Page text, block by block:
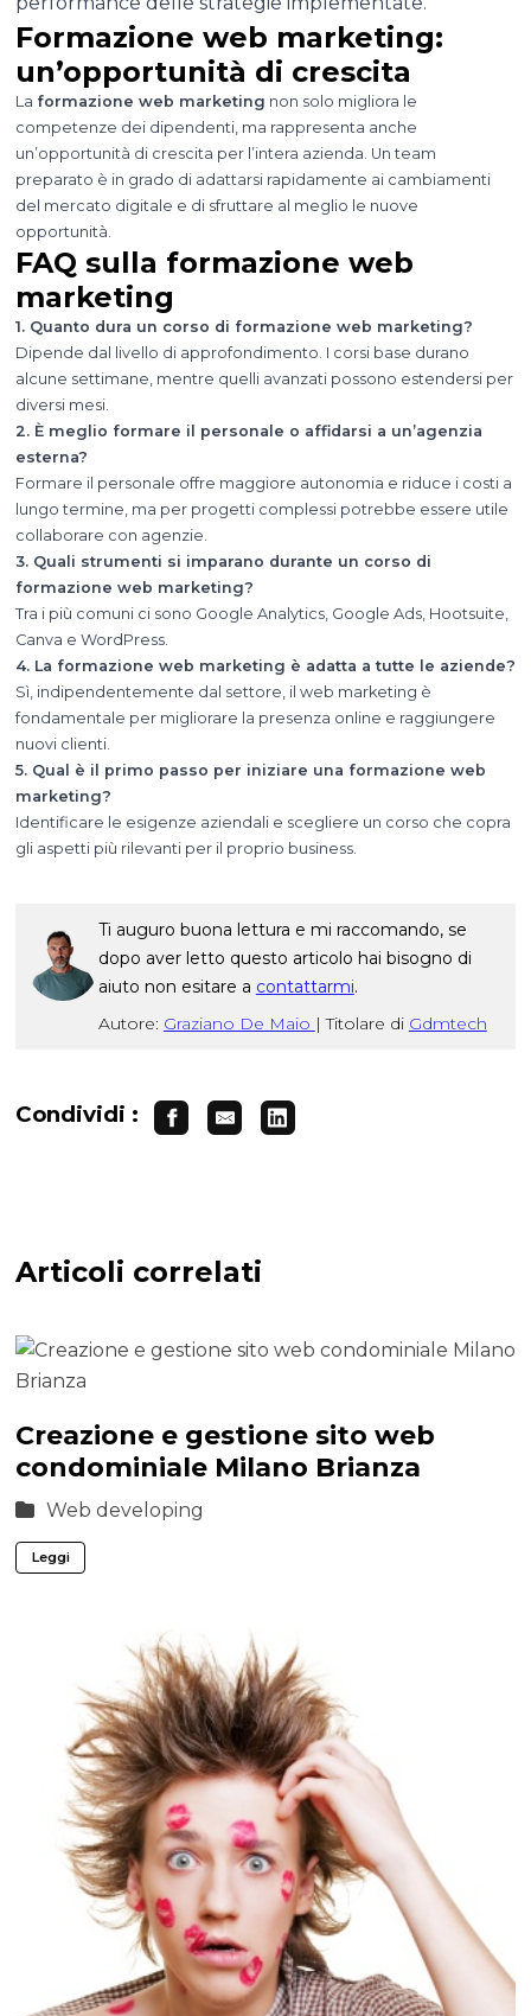
Formazione web marketing:
un’opportunità di crescita
La formazione web marketing non solo migliora le
competenze dei dipendenti, ma rappresenta anche
un’opportunità di crescita per l’intera azienda. Un team
preparato è in grado di adattarsi rapidamente ai cambiamenti
del mercato digitale e di sfruttare al meglio le nuove
opportunità.
FAQ sulla formazione web
marketing
1. Quanto dura un corso di formazione web marketing?
Dipende dal livello di approfondimento. I corsi base durano
alcune settimane, mentre quelli avanzati possono estendersi per
diversi mesi.
2. È meglio formare il personale o affidarsi a un’agenzia
esterna?
Formare il personale offre maggiore autonomia e riduce i costi a
lungo termine, ma per progetti complessi potrebbe essere utile
collaborare con agenzie.
3. Quali strumenti si imparano durante un corso di
formazione web marketing?
Tra i più comuni ci sono Google Analytics, Google Ads, Hootsuite,
Canva e WordPress.
4. La formazione web marketing è adatta a tutte le aziende?
Sì, indipendentemente dal settore, il web marketing è
fondamentale per migliorare la presenza online e raggiungere
nuovi clienti.
5. Qual è il primo passo per iniziare una formazione web
marketing?
Identificare le esigenze aziendali e scegliere un corso che copra
gli aspetti più rilevanti per il proprio business.
Ti auguro buona lettura e mi raccomando, se
dopo aver letto questo articolo hai bisogno di
aiuto non esitare a contattarmi.
Autore: Graziano De Maio | Titolare di Gdmtech
Condividi :
Articoli correlati
Creazione e gestione sito web
condominiale Milano Brianza
Web developing
Leggi